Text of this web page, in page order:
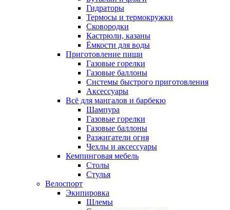
Гидраторы
Термосы и термокружки
Сковородки
Кастрюли, казаны
Ёмкости для воды
Приготовление пищи
Газовые горелки
Газовые баллоны
Системы быстрого приготовления
Аксессуары
Всё для мангалов и барбекю
Шампура
Газовые горелки
Газовые баллоны
Разжигатели огня
Чехлы и аксессуары
Кемпинговая мебель
Столы
Стулья
Велоспорт
Экипировка
Шлемы